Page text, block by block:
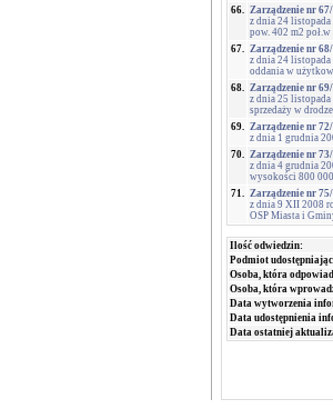
66. Zarządzenie nr
z dnia 24
pow. 402 m2
67. Zarządzenie nr
z dnia 24
oddania w
68. Zarządzenie nr
z dnia 25
sprzedaży w
69. Zarządzenie nr
z dnia 1 grudnia
70. Zarządzenie nr
z dnia 4 grudnia
wysokości 800
71. Zarządzenie nr
z dnia 9 XII 2008
OSP Miasta i
Ilość odwiedzin:
Podmiot
Osoba, która
Osoba, która
Data wytworzenia
Data udostępnienia
Data ostatniej